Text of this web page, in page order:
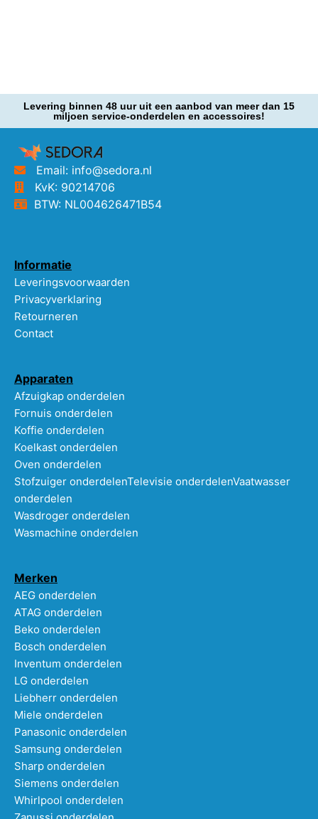
Levering binnen 48 uur uit een aanbod van meer dan 15
miljoen service-onderdelen en accessoires!
Email: info@sedora.nl
KvK: 90214706
BTW: NL004626471B54
Informatie
Leveringsvoorwaarden
Privacyverklaring
Retourneren
Contact
Apparaten
Afzuigkap onderdelen
Fornuis onderdelen
Koffie onderdelen
Koelkast onderdelen
Oven onderdelen
Stofzuiger onderdelenTelevisie onderdelenVaatwasser
onderdelen
Wasdroger onderdelen
Wasmachine onderdelen
Merken
AEG onderdelen
ATAG onderdelen
Beko onderdelen
Bosch onderdelen
Inventum onderdelen
LG onderdelen
Liebherr onderdelen
Miele onderdelen
Panasonic onderdelen
Samsung onderdelen
Sharp onderdelen
Siemens onderdelen
Whirlpool onderdelen